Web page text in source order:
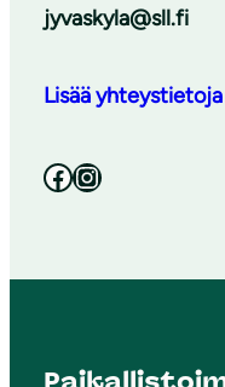
jyvaskyla@sll.fi
Lisää yhteystietoja
Facebook Instagram